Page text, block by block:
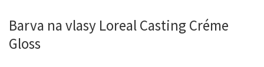
Barva na vlasy Loreal Casting Créme
Gloss